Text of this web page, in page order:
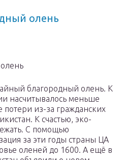
олень
благородный олень. К
насчитывалось меньше
из-за гражданских
К счастью, эко-
С помощью
за эти годы страны ЦА
оленей до 1600. А ещё в